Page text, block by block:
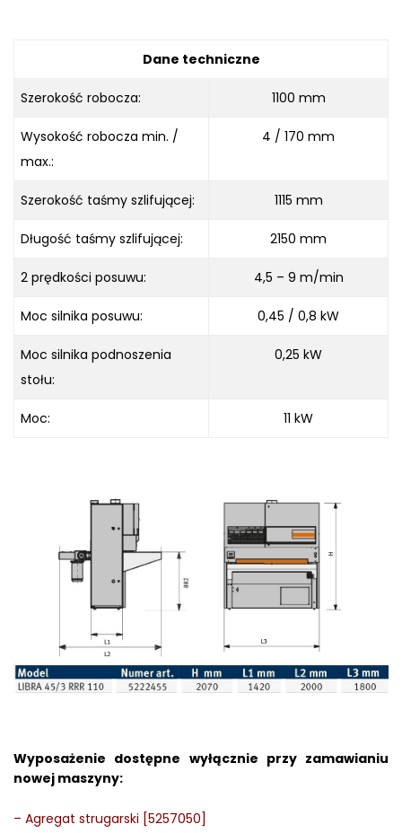
Dane techniczne
Szerokość robocza: 1100 mm
Wysokość robocza min. /
max.:
4 / 170 mm
Szerokość taśmy szlifującej: 1115 mm
Długość taśmy szlifującej: 2150 mm
2 prędkości posuwu: 4,5 – 9 m/min
Moc silnika posuwu: 0,45 / 0,8 kW
Moc silnika podnoszenia
stołu:
0,25 kW
Moc: 11 kW
Wyposażenie dostępne wyłącznie przy zamawianiu
nowej maszyny:
– Agregat strugarski [5257050]